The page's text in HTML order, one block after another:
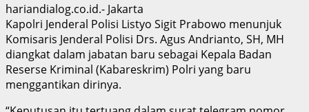
hariandialog.co.id.- Jakarta
Kapolri Jenderal Polisi Listyo Sigit Prabowo menunjuk
Komisaris Jenderal Polisi Drs. Agus Andrianto, SH, MH
diangkat dalam jabatan baru sebagai Kepala Badan
Reserse Kriminal (Kabareskrim) Polri yang baru
menggantikan dirinya.